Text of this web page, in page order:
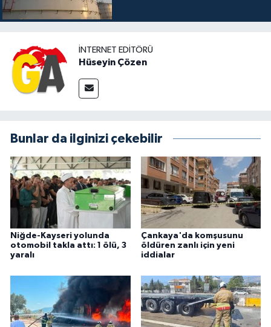
İNTERNET EDITÖRÜ
Hüseyin Çözen
Bunlar da ilginizi çekebilir
Niğde-Kayseri yolunda
otomobil takla attı: 1 ölü, 3
yaralı
Çankaya'da komşusunu
öldüren zanlı için yeni
iddialar